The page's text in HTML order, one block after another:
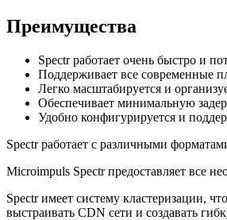
Преимущества
Spectr работает очень быстро и
Поддерживает все современные
Легко масштабируется и
Обеспечивает минимальную
Удобно конфигурируется и
Spectr работает с различными
Microimpuls Spectr предоставляет все
Spectr имеет систему кластеризации,
выстраивать CDN сети и создавать